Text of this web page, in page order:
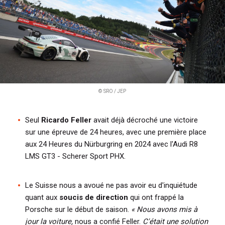
© SRO / JEP
Seul Ricardo Feller avait déjà décroché une victoire
sur une épreuve de 24 heures, avec une première place
aux 24 Heures du Nürburgring en 2024 avec l'Audi R8
LMS GT3 - Scherer Sport PHX.
Le Suisse nous a avoué ne pas avoir eu d'inquiétude
quant aux soucis de direction qui ont frappé la
Porsche sur le début de saison. « Nous avons mis à
jour la voiture, nous a confié Feller. C'était une solution